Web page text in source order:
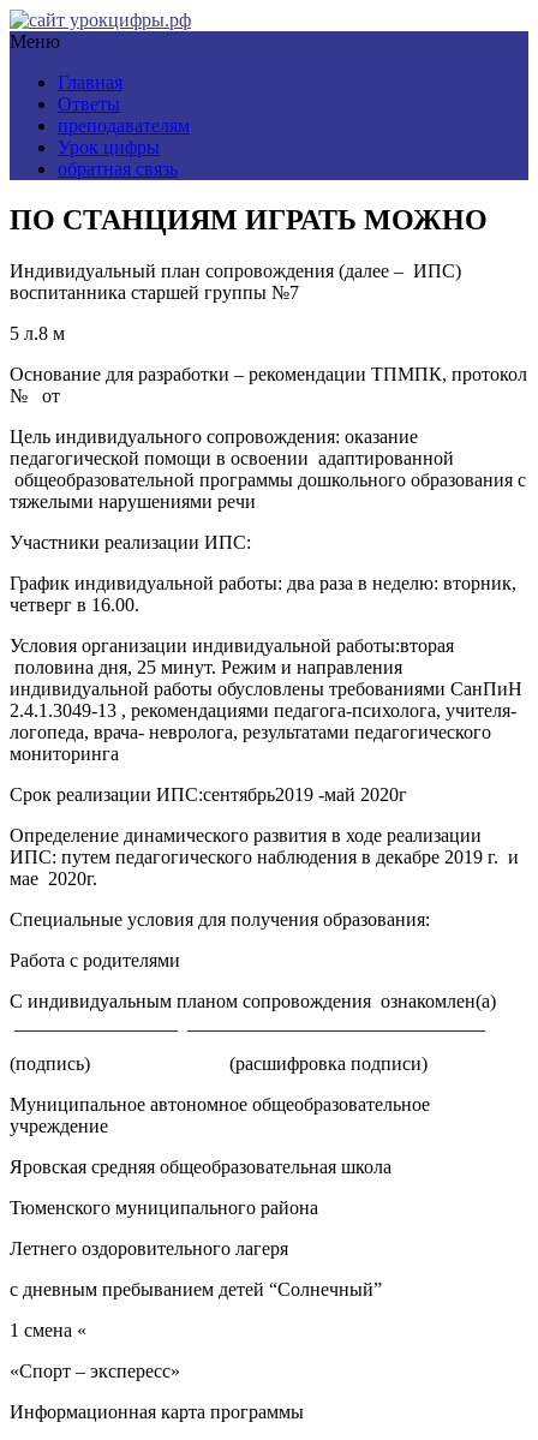
Меню
Главная
Ответы
преподавателям
Урок цифры
обратная связь
ПО СТАНЦИЯМ ИГРАТЬ МОЖНО
Индивидуальный план сопровождения (далее – ИПС)
воспитанника старшей группы №7
5 л.8 м
Основание для разработки – рекомендации ТПМПК, протокол
№ от
Цель индивидуального сопровождения: оказание
педагогической помощи в освоении адаптированной
общеобразовательной программы дошкольного образования с
тяжелыми нарушениями речи
Участники реализации ИПС:
График индивидуальной работы: два раза в неделю: вторник,
четверг в 16.00.
Условия организации индивидуальной работы:вторая
половина дня, 25 минут. Режим и направления
индивидуальной работы обусловлены требованиями СанПиН
2.4.1.3049-13 , рекомендациями педагога-психолога, учителя-
логопеда, врача- невролога, результатами педагогического
мониторинга
Срок реализации ИПС:сентябрь2019 -май 2020г
Определение динамического развития в ходе реализации
ИПС: путем педагогического наблюдения в декабре 2019 г. и
мае 2020г.
Специальные условия для получения образования:
Работа с родителями
С индивидуальным планом сопровождения ознакомлен(а)
(подпись) (расшифровка подписи)
Муниципальное автономное общеобразовательное
учреждение
Яровская средняя общеобразовательная школа
Тюменского муниципального района
Летнего оздоровительного лагеря
с дневным пребыванием детей “Солнечный”
1 смена «
«Спорт – экспересс»
Информационная карта программы